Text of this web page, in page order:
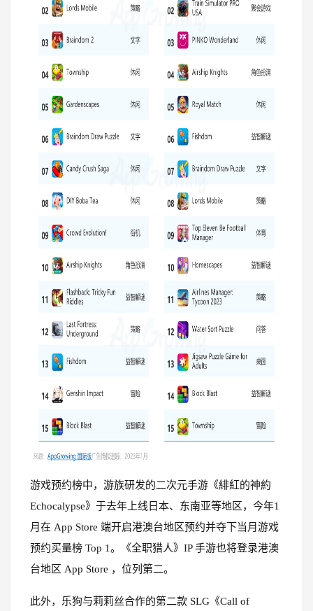
游戏预约榜中， 游族研发的二次元手游《緋紅的神約
Echocalypse》于去年上线日本、东南亚等地区 ，今年1
月在 App Store 端开启港澳台地区预约并夺下当月游戏
预约买量榜 Top 1。《全职猎人》IP 手游也将登录港澳
台地区 App Store ，位列第二。
此外，乐狗与莉莉丝合作的第二款 SLG《Call of